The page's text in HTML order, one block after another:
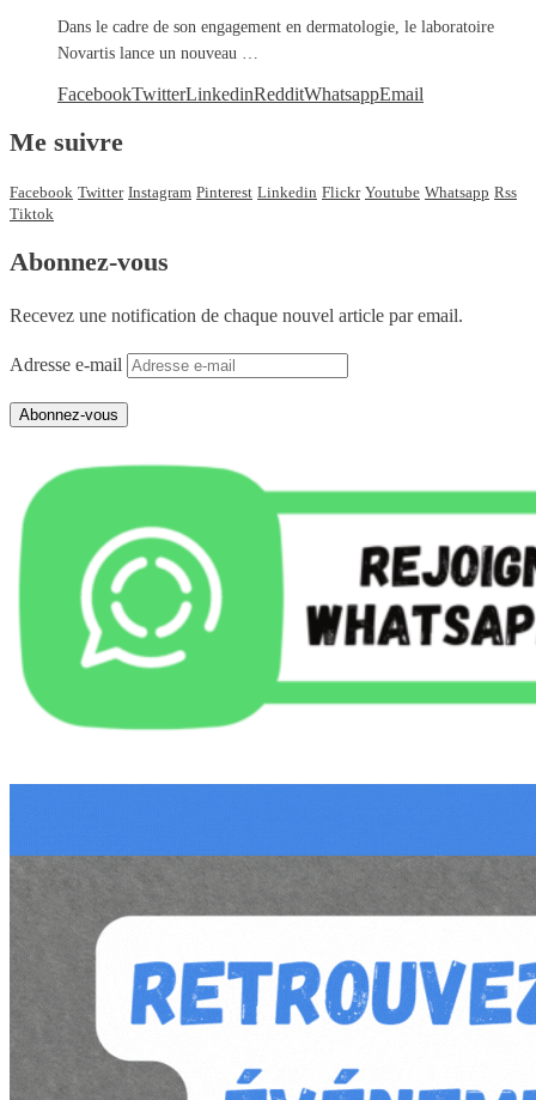
Dans le cadre de son engagement en dermatologie, le laboratoire
Novartis lance un nouveau …
FacebookTwitterLinkedinRedditWhatsappEmail
Me suivre
Facebook Twitter Instagram Pinterest Linkedin Flickr Youtube Whatsapp Rss
Tiktok
Abonnez-vous
Recevez une notification de chaque nouvel article par email.
Adresse e-mail
Abonnez-vous